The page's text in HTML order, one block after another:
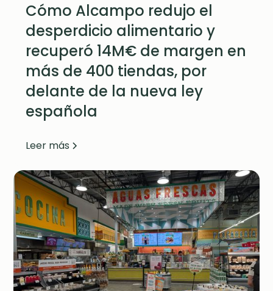
Cómo Alcampo redujo el
desperdicio alimentario y
recuperó 14M€ de margen en
más de 400 tiendas, por
delante de la nueva ley
española
Leer más